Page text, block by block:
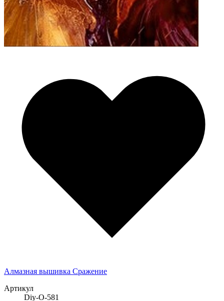
Алмазная вышивка Сражение
Артикул
Diy-O-581